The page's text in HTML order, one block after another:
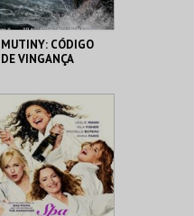
MUTINY: CÓDIGO
DE VINGANÇA
CINE-TEATRO DE
ALCOBAÇA
MAIS INFO
COMPRAR